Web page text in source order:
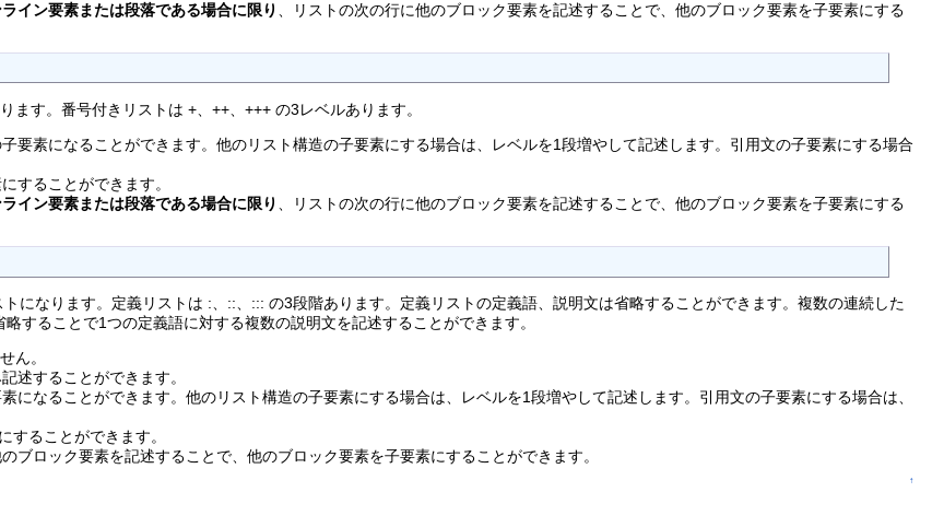
イン要素または段落である場合に限り
、リストの次の行に他のブロック要素を記述することで、他のブロック要素を子要素にする
ます。番号付きリストは +、++、+++ の3レベルあります。
要素になることができます。他のリスト構造の子要素にする場合は、レベルを1段増やして記述します。引用文の子要素にする場合
することができます。
イン要素または段落である場合に限り
、リストの次の行に他のブロック要素を記述することで、他のブロック要素を子要素にする
になります。定義リストは :、::、::: の3段階あります。定義リストの定義語、説明文は省略することができます。複数の連続した
することで1つの定義語に対する複数の説明文を記述することができます。
ん。
述することができます。
になることができます。他のリスト構造の子要素にする場合は、レベルを1段増やして記述します。引用文の子要素にする場合は、
することができます。
ブロック要素を記述することで、他のブロック要素を子要素にすることができます。
↑